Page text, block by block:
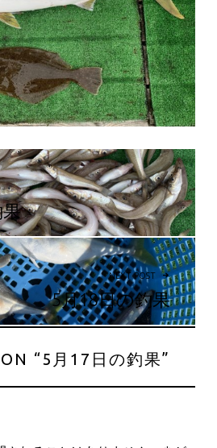
NEXT POST
5月18日の釣果
“5月17日の釣果”